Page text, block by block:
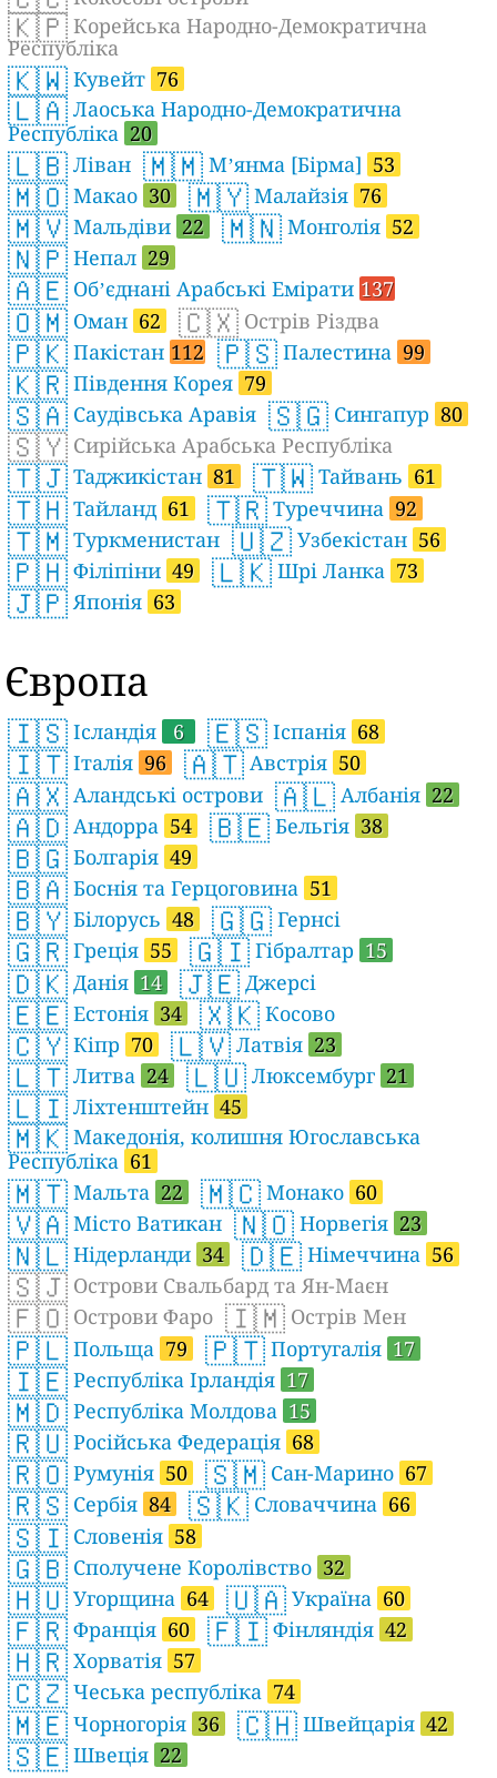
🇰🇵 Корейська Народно-Демократична
Республіка
🇰🇼 Кувейт 76
🇱🇦 Лаоська Народно-Демократична
Республіка 20
🇱🇧 Ліван 🇲🇲 Мʼянма [Бірма] 53
🇲🇴 Макао 30 🇲🇾 Малайзія 76
🇲🇻 Мальдіви 22 🇲🇳 Монголія 52
🇳🇵 Непал 29
🇦🇪 Обʼєднані Арабські Емірати 137
🇴🇲 Оман 62 🇨🇽 Острів Різдва
🇵🇰 Пакістан 112 🇵🇸 Палестина 99
🇰🇷 Південня Корея 79
🇸🇦 Саудівська Аравія 🇸🇬 Сингапур 80
🇸🇾 Сирійська Арабська Республіка
🇹🇯 Таджикістан 81 🇹🇼 Тайвань 61
🇹🇭 Тайланд 61 🇹🇷 Туреччина 92
🇹🇲 Туркменистан 🇺🇿 Узбекістан 56
🇵🇭 Філіпіни 49 🇱🇰 Шрі Ланка 73
🇯🇵Японія 63
Європа
🇮🇸 Ісландія 6 🇪🇸 Іспанія 68
🇮🇹 Італія 96 🇦🇹 Австрія 50
🇦🇽 Аландські острови 🇦🇱 Албанія 22
🇦🇩 Андорра 54 🇧🇪 Бельгія 38
🇧🇬 Болгарія 49
🇧🇦 Боснія та Герцоговина 51
🇧🇾 Білорусь 48 🇬🇬 Гернсі
🇬🇷 Греція 55 🇬🇮 Гібралтар 15
🇩🇰 Данія 14 🇯🇪 Джерсі
🇪🇪 Естонія 34 🇽🇰 Косово
🇨🇾 Кіпр 70 🇱🇻 Латвія 23
🇱🇹 Литва 24 🇱🇺 Люксембург 21
🇱🇮 Ліхтенштейн 45
🇲🇰 Македонія, колишня Югославська
Республіка 61
🇲🇹 Мальта 22 🇲🇨 Монако 60
🇻🇦 Місто Ватикан 🇳🇴 Норвегія 23
🇳🇱 Нідерланди 34 🇩🇪 Німеччина 56
🇸🇯 Острови Свальбард та Ян-Маєн
🇫🇴 Острови Фаро 🇮🇲 Острів Мен
🇵🇱 Польща 79 🇵🇹 Португалія 17
🇮🇪 Республіка Ірландія 17
🇲🇩 Республіка Молдова 15
🇷🇺 Російська Федерація 68
🇷🇴 Румунія 50 🇸🇲 Сан-Марино 67
🇷🇸 Сербія 84 🇸🇰 Словаччина 66
🇸🇮 Словенія 58
🇬🇧 Сполучене Королівство 32
🇭🇺 Угорщина 64 🇺🇦 Україна 60
🇫🇷 Франція 60 🇫🇮 Фінляндія 42
🇭🇷 Хорватія 57
🇨🇿 Чеська республіка 74
🇲🇪 Чорногорія 36 🇨🇭 Швейцарія 42
🇸🇪 Швеція 22